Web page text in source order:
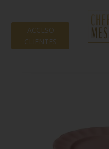
ACCESO
CLIENTES